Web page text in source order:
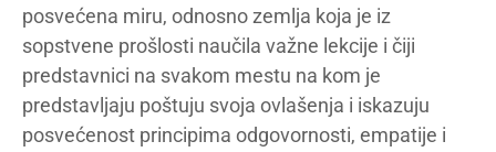
posvećena miru, odnosno zemlja koja je iz
sopstvene prošlosti naučila važne lekcije i čiji
predstavnici na svakom mestu na kom je
predstavljaju poštuju svoja ovlašenja i iskazuju
posvećenost principima odgovornosti, empatije i